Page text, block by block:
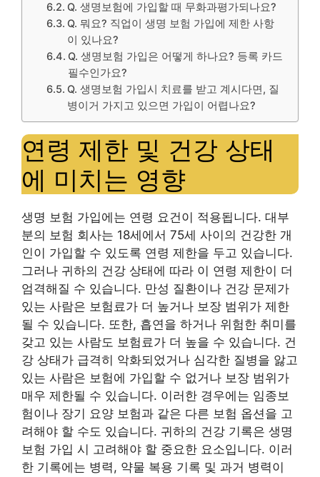
Q. 생명보험에 가입할 때 무화과평가되나요?
Q. 뭐요? 직업이 생명 보험 가입에 제한 사항
이 있나요?
Q. 생명보험 가입은 어떻게 하나요? 등록 카드
필수인가요?
Q. 생명보험 가입시 치료를 받고 계시다면, 질
병이거 가지고 있으면 가입이 어렵나요?
연령 제한 및 건강 상태
에 미치는 영향
생명 보험 가입에는 연령 요건이 적용됩니다. 대부
분의 보험 회사는 18세에서 75세 사이의 건강한 개
인이 가입할 수 있도록 연령 제한을 두고 있습니다.
그러나 귀하의 건강 상태에 따라 이 연령 제한이 더
엄격해질 수 있습니다. 만성 질환이나 건강 문제가
있는 사람은 보험료가 더 높거나 보장 범위가 제한
될 수 있습니다. 또한, 흡연을 하거나 위험한 취미를
갖고 있는 사람도 보험료가 더 높을 수 있습니다. 건
강 상태가 급격히 악화되었거나 심각한 질병을 앓고
있는 사람은 보험에 가입할 수 없거나 보장 범위가
매우 제한될 수 있습니다. 이러한 경우에는 임종보
험이나 장기 요양 보험과 같은 다른 보험 옵션을 고
려해야 할 수도 있습니다. 귀하의 건강 기록은 생명
보험 가입 시 고려해야 할 중요한 요소입니다. 이러
한 기록에는 병력, 약물 복용 기록 및 과거 병력이